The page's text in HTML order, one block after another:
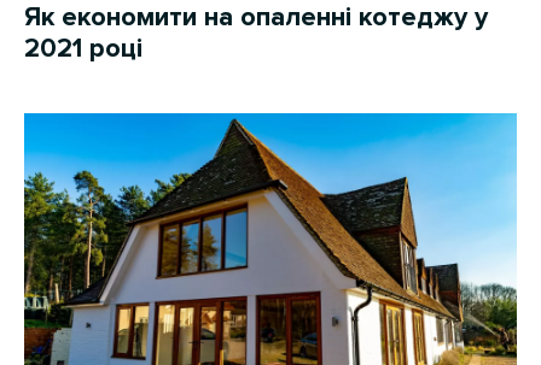
Як економити на опаленні котеджу у
2021 році